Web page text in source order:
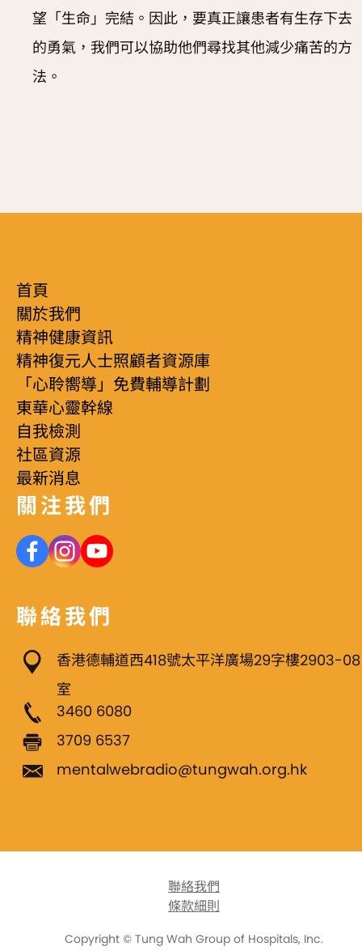
望「生命」完結。因此，要真正讓患者有生存下去
的勇氣，我們可以協助他們尋找其他減少痛苦的方
法。
首頁
關於我們
精神健康資訊
精神復元人士照顧者資源庫
「心聆嚮導」免費輔導計劃
東華心靈幹線
自我檢測
社區資源
最新消息
關注我們
聯絡我們
香港德輔道西418號太平洋廣場29字樓2903-08
室
3460 6080
3709 6537
mentalwebradio@tungwah.org.hk
聯絡我們
條款細則
Copyright © Tung Wah Group of Hospitals, Inc.